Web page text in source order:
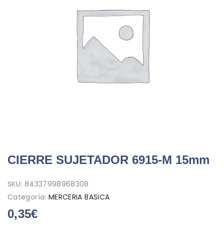
CIERRE SUJETADOR 6915-M 15mm
SKU: 84337998968308
Categoría: MERCERIA BASICA
0,35€